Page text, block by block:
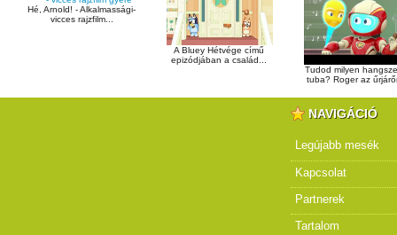
Hé, Arnold! - Alkalmassági-
vicces rajzfilm...
A Bluey Hétvége című
epizódjában a család...
Tudod milyen
tuba? Roger az
NAVIGÁCIÓ
Legújabb mesék
Kapcsolat
Partnerek
Tartalom